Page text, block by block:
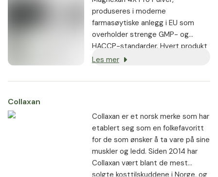
produseres i moderne
farmasøytiske anlegg i EU som
overholder strenge GMP- og
HACCP-standarder. Hvert produkt
gjennomgår streng dobbel testing
ferdige produkter – noe som sikrer
formuleringer har oppnådd det
prestisjetunge AGROLAB-
analysesertifikatet, noe som
ytterligere validerer vår forpliktelse
til overlegen kvalitet og
vitenskapelig fortreffelighet.
Les mer
Collaxan
Collaxan er et norsk merke som har
etablert seg som en folkefavoritt
for de som ønsker å ta vare på sine
muskler og ledd. Siden 2014 har
Collaxan vært blant de mest
solgte kosttilskuddene i Norge, og